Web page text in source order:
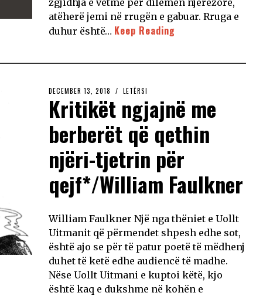
atëherë jemi në rrugën e gabuar. Rruga e
duhur është… Keep Reading
DECEMBER 13, 2018 LETËRSI
Kritikët ngjajnë me
berberët që qethin
njëri-tjetrin për
qejf*/William Faulkner
William Faulkner Një nga thëniet e Uollt
Uitmanit që përmendet shpesh edhe sot,
është ajo se për të patur poetë të mëdhenj
duhet të ketë edhe audiencë të madhe.
Nëse Uollt Uitmani e kuptoi këtë, kjo
është kaq e dukshme në kohën e